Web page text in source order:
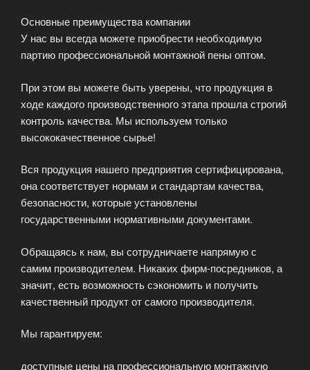
Основные преимущества компании
У нас вы всегда можете приобрести необходимую
партию профессиональной монтажной пены оптом.
При этом вы можете быть уверены, что продукция в
ходе каждого производственного этапа прошла строгий
контроль качества. Мы используем только
высококачественное сырье!
Вся продукция нашего предприятия сертифицирована,
она соответствует нормам и стандартам качества,
безопасности, которые установлены
государственными нормативными документами.
Обращаясь к нам, вы сотрудничаете напрямую с
самим производителем. Никаких фирм-посредников, а
значит, есть возможность сэкономить и получить
качественный продукт от самого производителя.
Мы гарантируем:
доступные цены на профессиональную монтажную